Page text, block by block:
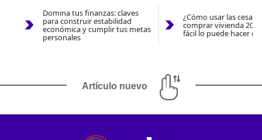
Domina tus finanzas: claves
para construir estabilidad
económica y cumplir tus metas
personales
¿Cómo usar las
comprar vivienda
fácil lo puede hacer
Artículo nuevo